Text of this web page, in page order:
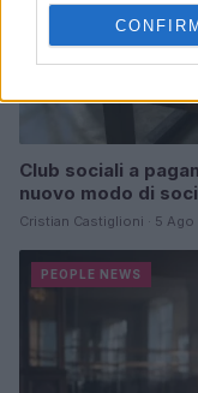
Club sociali a
nuovo modo di
Cristian Castiglioni · 5
PEOPLE NEWS